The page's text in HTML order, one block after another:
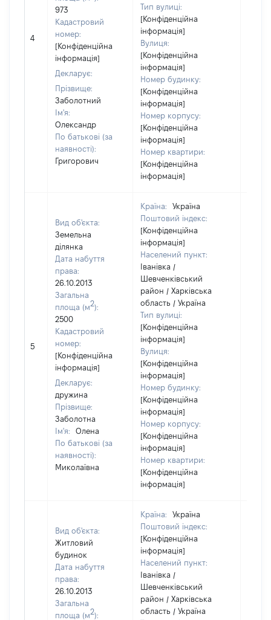
4
973
Кадастровий
номер:
[Конфіденційна
інформація]
Декларує:
Прізвище:
Заболотний
Ім'я:
Олександр
По батькові (за
наявності):
Григорович
Тип вулиці:
[Конфіденційна
інформація]
Вулиця:
[Конфіденційна
інформація]
Номер будинку:
[Конфіденційна
інформація]
Номер корпусу:
[Конфіденційна
інформація]
Номер квартири:
[Конфіденційна
інформація]
5
Вид об'єкта:
Земельна
ділянка
Дата набуття
права:
26.10.2013
Загальна
площа (м2):
2500
Кадастровий
номер:
[Конфіденційна
інформація]
Декларує:
дружина
Прізвище:
Заболотна
Ім'я:
Олена
По батькові (за
наявності):
Миколаївна
Країна:
Україна
Поштовий індекс:
[Конфіденційна
інформація]
Населений пункт:
Іванівка /
Шевченківський
район / Харківська
область / Україна
Тип вулиці:
[Конфіденційна
інформація]
Вулиця:
[Конфіденційна
інформація]
Номер будинку:
[Конфіденційна
інформація]
Номер корпусу:
[Конфіденційна
інформація]
Номер квартири:
[Конфіденційна
інформація]
Вид об'єкта:
Житловий
будинок
Дата набуття
права:
26.10.2013
Загальна
площа (м2):
Країна:
Україна
Поштовий індекс:
[Конфіденційна
інформація]
Населений пункт:
Іванівка /
Шевченківський
район / Харківська
область / Україна